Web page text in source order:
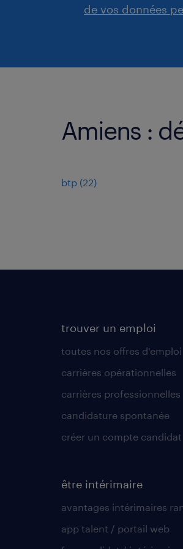
de vos données
Amiens :
btp (22)
trouver un emploi
toutes nos offres d'emploi
carrières opérationnelles
carrières professionnelles
candidature spontanée
créer un compte candidat
être intérimaire
avantages intérimaires
app talent / portail web